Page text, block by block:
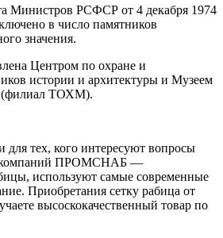
Министров РСФСР от 4 декабря 1974
в число памятников
значения.
Центром по охране и
истории и архитектуры и Музеем
(филиал ТОХМ).
тех, кого интересуют вопросы
компаний ПРОМСНАБ —
используют самые современные
Приобретания сетку рабица от
высоскокачественный товар по